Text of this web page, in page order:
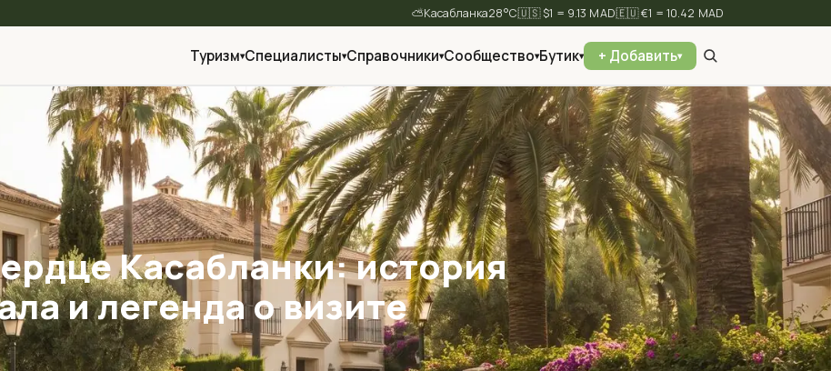
⛅ 28°C🇺🇸 $1 = 9.13 MAD🇪🇺 €1 = 10.42 MAD
Туризм▾Специалисты▾Справочники▾Сообщество▾Бутик▾ + Добавить▾
Найти
Касабланки: история
и легенда о визите